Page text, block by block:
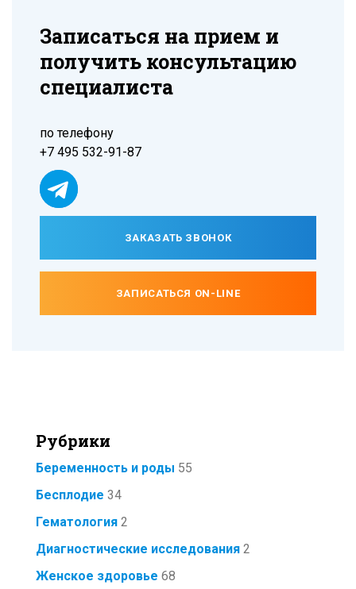
Записаться на прием и
получить консультацию
специалиста
по телефону
+7 495 532-91-87
ЗАКАЗАТЬ ЗВОНОК
ЗАПИСАТЬСЯ ON-LINE
Рубрики
Беременность и роды 55
Бесплодие 34
Гематология 2
Диагностические исследования 2
Женское здоровье 68